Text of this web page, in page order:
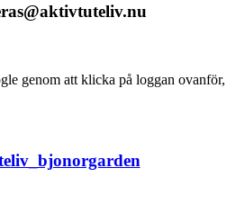
genom att klicka på loggan ovanför,